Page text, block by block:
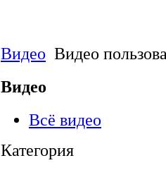
Видео Видео
Видео
Всё видео
Категория